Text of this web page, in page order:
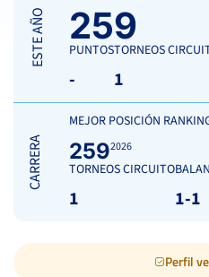
ESTE AÑO 259
PUNTOS
-
TORNEOS
1
CARRERA
MEJOR POSICIÓN
2592026
TORNEOS CIRCUITO
1 1-1
Perfil